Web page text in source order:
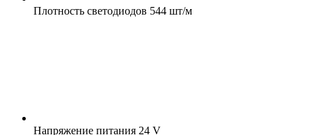
Плотность светодиодов 544 шт/м
Напряжение питания 24 V